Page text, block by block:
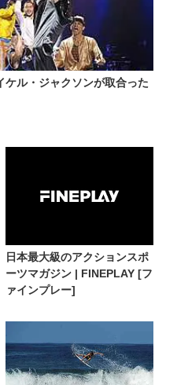
ケル・ジャクソンが取合った
日本最大級のアクションスポ
ーツマガジン | FINEPLAY [フ
ァインプレー]